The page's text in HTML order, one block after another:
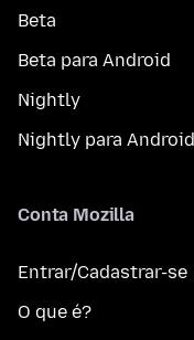
Beta
Beta para Android
Nightly
Nightly para Android
Conta Mozilla
Entrar/Cadastrar-se
O que é?